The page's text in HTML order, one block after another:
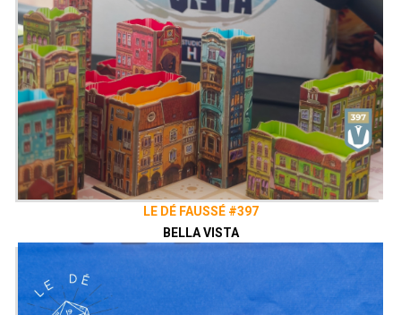
Twitter@ledefausse
InstagramLe Dé Faussé
FacebookLe Dé Faussé
LE DÉ FAUSSÉ #397
BELLA VISTA